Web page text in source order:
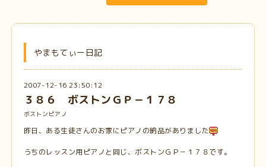
やまもてぃー日記
2007-12-16 23:50:12
３８６ ボストンＧＰ－１７８
ボストンピアノ
昨日、ある生徒さんのお家にピアノの納品がありました
うちのレッスン用ピアノと同じ、ボストンＧＰ－１７８です。